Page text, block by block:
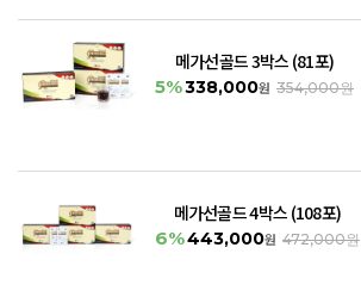
메가선골드 3박스 (81포)
5%338,000원 354,000원
메가선골드 4박스 (108포)
6%443,000원 472,000원